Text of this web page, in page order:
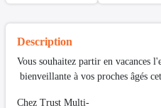
Description
Vous souhaitez partir en vacances
bienveillante à vos proches âgés
Chez Trust Multi-